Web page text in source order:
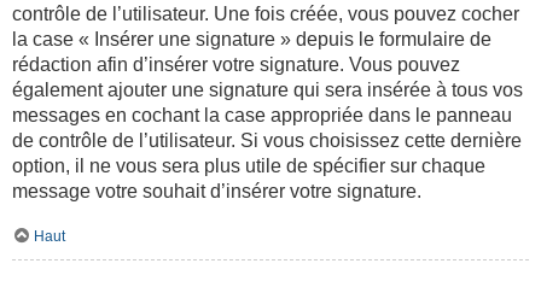
contrôle de l’utilisateur. Une fois créée, vous pouvez cocher
la case « Insérer une signature » depuis le formulaire de
rédaction afin d’insérer votre signature. Vous pouvez
également ajouter une signature qui sera insérée à tous vos
messages en cochant la case appropriée dans le panneau
de contrôle de l’utilisateur. Si vous choisissez cette dernière
option, il ne vous sera plus utile de spécifier sur chaque
message votre souhait d’insérer votre signature.
Haut